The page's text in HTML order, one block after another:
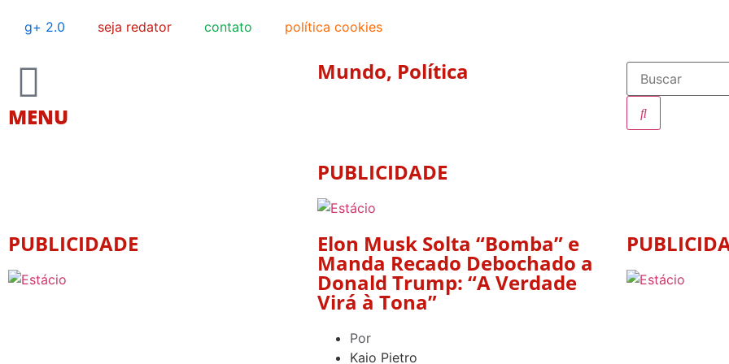
g+ 2.0 seja redator contato política cookies
MENU
Mundo, Política
PUBLICIDADE
PUBLICIDADE Elon Musk Solta “Bomba” e
Manda Recado Debochado a
Donald Trump: “A Verdade
Virá à Tona”
Por
Kaio Pietro